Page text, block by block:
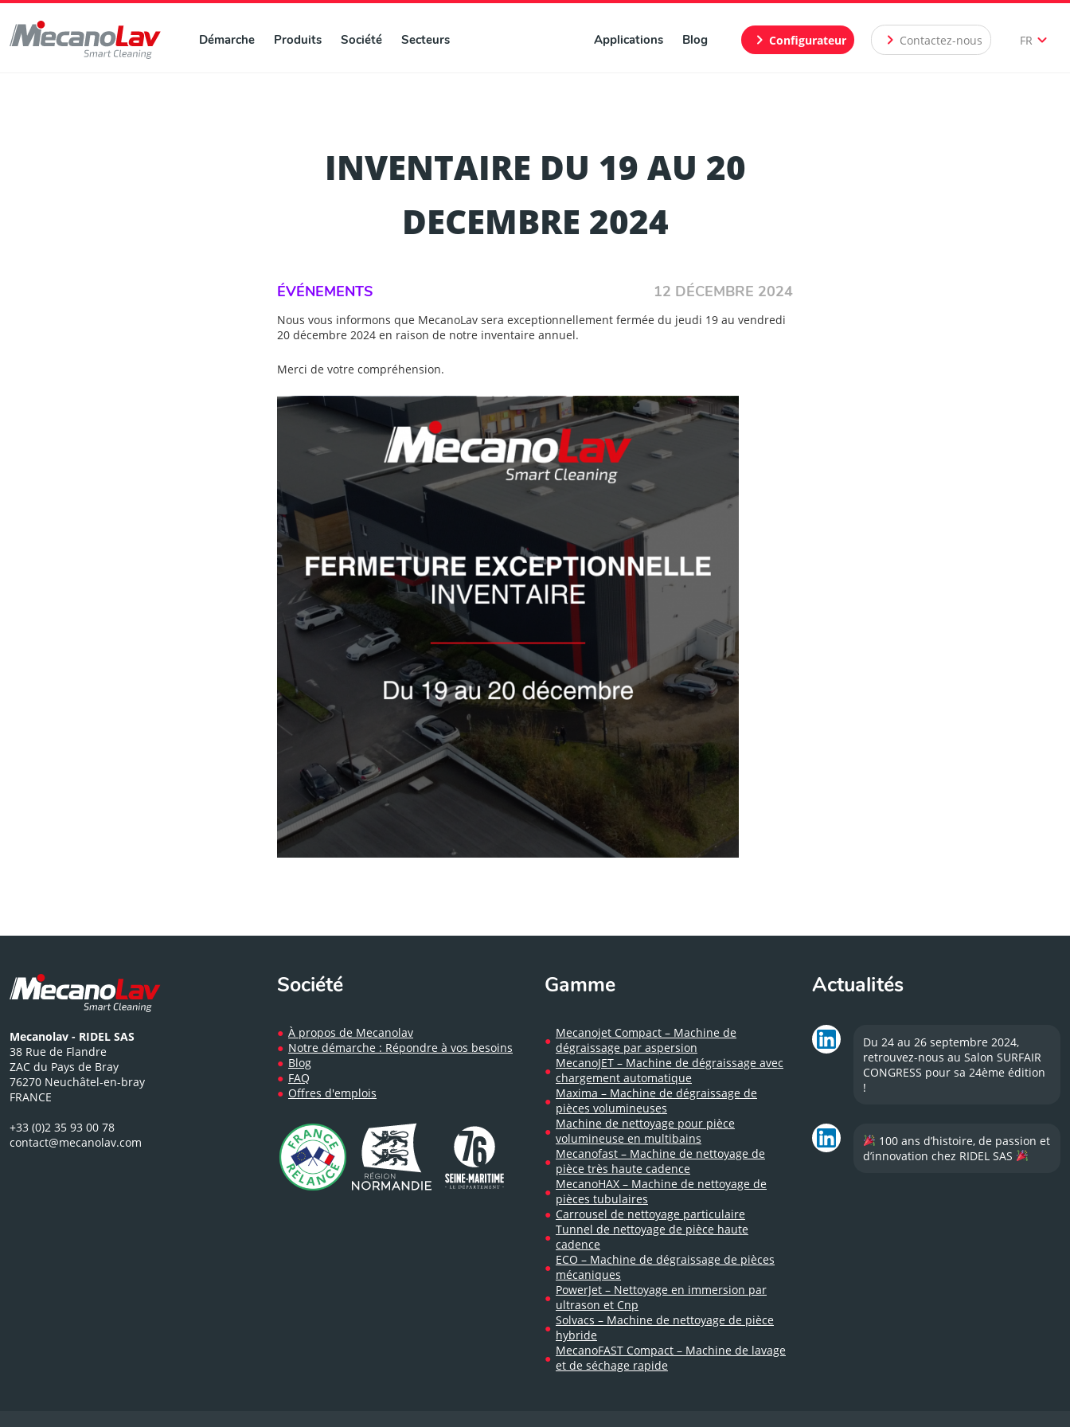
Démarche Produits Société Secteurs Applications Blog chevron_right Configurateur chevron_right Contactez-nous FR expand_more
INVENTAIRE DU 19 AU 20
DECEMBRE 2024
ÉVÉNEMENTS 12 DÉCEMBRE 2024
Nous vous informons que MecanoLav sera exceptionnellement fermée du jeudi 19 au vendredi
20 décembre 2024 en raison de notre inventaire annuel.
Merci de votre compréhension.
Mecanolav - RIDEL SAS
38 Rue de Flandre
ZAC du Pays de Bray
76270 Neuchâtel-en-bray
FRANCE
+33 (0)2 35 93 00 78
contact@mecanolav.com
Société
À propos de Mecanolav
Notre démarche : Répondre à vos besoins
Blog
FAQ
Offres d'emplois
Gamme
Mecanojet Compact – Machine de
dégraissage par aspersion
MecanoJET – Machine de dégraissage avec
chargement automatique
Maxima – Machine de dégraissage de
pièces volumineuses
Machine de nettoyage pour pièce
volumineuse en multibains
Mecanofast – Machine de nettoyage de
pièce très haute cadence
MecanoHAX – Machine de nettoyage de
pièces tubulaires
Carrousel de nettoyage particulaire
Tunnel de nettoyage de pièce haute
cadence
ECO – Machine de dégraissage de pièces
mécaniques
PowerJet – Nettoyage en immersion par
ultrason et Cnp
Solvacs – Machine de nettoyage de pièce
hybride
MecanoFAST Compact – Machine de lavage
et de séchage rapide
Actualités
Du 24 au 26 septembre 2024,
retrouvez-nous au Salon SURFAIR
CONGRESS pour sa 24ème édition
!
100 ans d’histoire, de passion et
d’innovation chez RIDEL SAS